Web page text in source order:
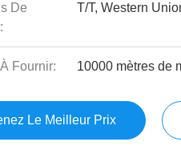
De
T/T, Western
Fournir: 10000 mètres de
Le Meilleur Prix